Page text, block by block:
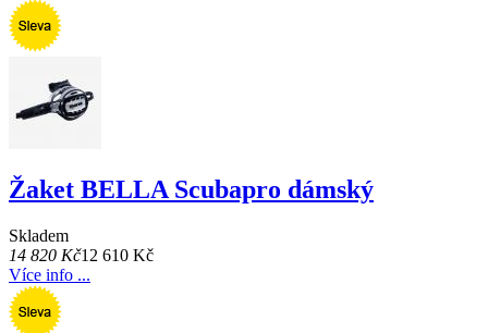
Žaket BELLA Scubapro dámský
Skladem
14 820 Kč12 610 Kč
Více info ...